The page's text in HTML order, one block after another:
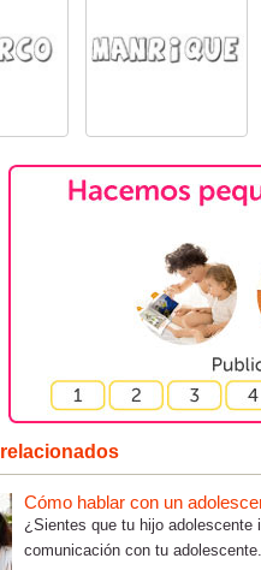
relacionados
Cómo hablar con un
¿Sientes que tu hijo adolescente
comunicación con tu adolescente.